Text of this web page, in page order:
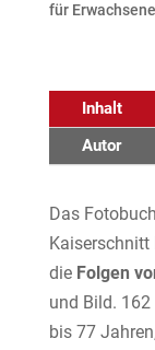
für Erwachsene
Inhalt
Autor
Das
Kaiserschnitt
die Folgen
und Bild.
bis 77